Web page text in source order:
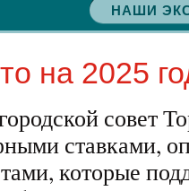
НАШИ
на 2025
совет
ставками,
которые